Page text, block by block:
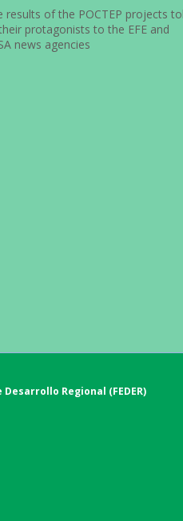
results of the POCTEP projects
protagonists to the EFE and
news agencies
Regional (FEDER)